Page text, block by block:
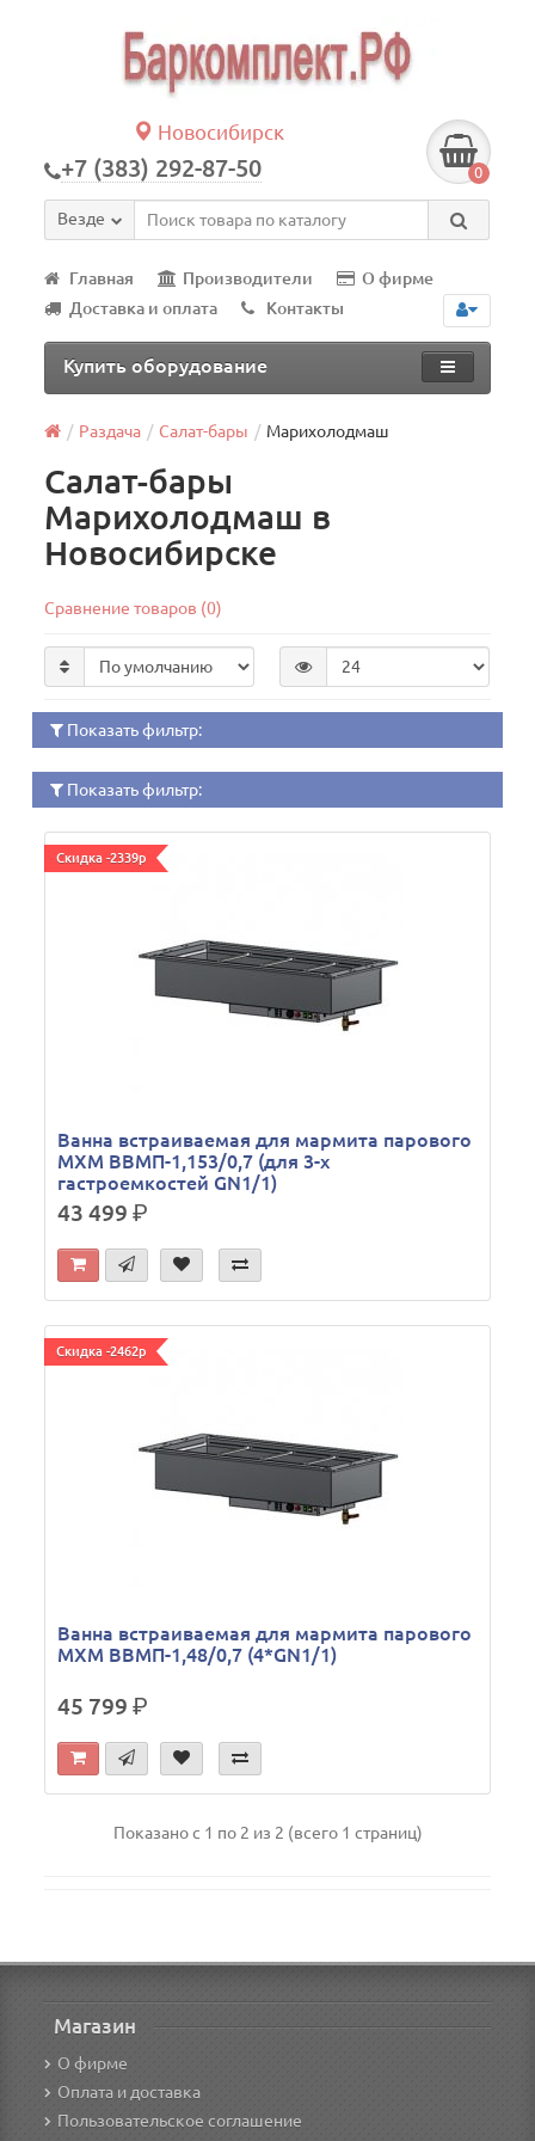
Новосибирск
+7 (383) 292-87-50 0
Везде
Главная Производители
О фирме
Доставка и оплата
Контакты
Купить оборудование
Раздача Салат-бары Марихолодмаш
Салат-бары
Марихолодмаш в
Новосибирске
Сравнение товаров (0)
Показать фильтр:
Показать фильтр:
Скидка -2339р
Ванна встраиваемая для мармита парового
МХМ ВВМП-1,153/0,7 (для 3-х
гастроемкостей GN1/1)
43 499р.
Скидка -2462р
Ванна встраиваемая для мармита парового
МХМ ВВМП-1,48/0,7 (4*GN1/1)
45 799р.
Показано с 1 по 2 из 2 (всего 1 страниц)
Магазин
О фирме
Оплата и доставка
Пользовательское соглашение